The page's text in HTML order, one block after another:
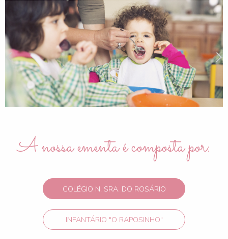
A nossa ementa é composta por:
COLÉGIO N. SRA. DO ROSÁRIO
INFANTÁRIO "O RAPOSINHO"